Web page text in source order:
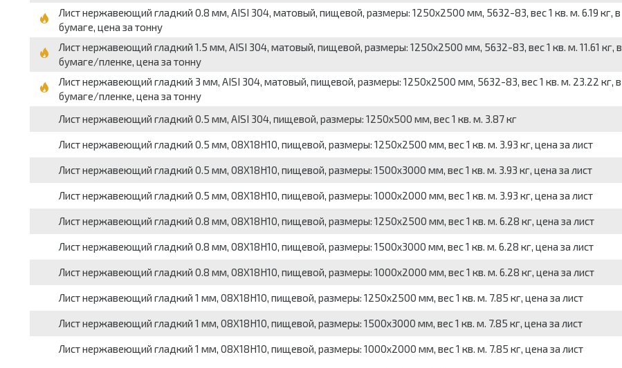
Лист нержавеющий гладкий 0.8 мм, AISI 304, матовый, пищевой, размеры: 1250x2500 мм, 5632-83, вес 1 кв. м. 6.19 кг, в
бумаге, цена за тонну
Лист нержавеющий гладкий 1.5 мм, AISI 304, матовый, пищевой, размеры: 1250x2500 мм, 5632-83, вес 1 кв. м. 11.61 кг, в
бумаге/пленке, цена за тонну
Лист нержавеющий гладкий 3 мм, AISI 304, матовый, пищевой, размеры: 1250x2500 мм, 5632-83, вес 1 кв. м. 23.22 кг, в
бумаге/пленке, цена за тонну
Лист нержавеющий гладкий 0.5 мм, AISI 304, пищевой, размеры: 1250x500 мм, вес 1 кв. м. 3.87 кг
Лист нержавеющий гладкий 0.5 мм, 08Х18Н10, пищевой, размеры: 1250x2500 мм, вес 1 кв. м. 3.93 кг, цена за лист
Лист нержавеющий гладкий 0.5 мм, 08Х18Н10, пищевой, размеры: 1500x3000 мм, вес 1 кв. м. 3.93 кг, цена за лист
Лист нержавеющий гладкий 0.5 мм, 08Х18Н10, пищевой, размеры: 1000x2000 мм, вес 1 кв. м. 3.93 кг, цена за лист
Лист нержавеющий гладкий 0.8 мм, 08Х18Н10, пищевой, размеры: 1250x2500 мм, вес 1 кв. м. 6.28 кг, цена за лист
Лист нержавеющий гладкий 0.8 мм, 08Х18Н10, пищевой, размеры: 1500x3000 мм, вес 1 кв. м. 6.28 кг, цена за лист
Лист нержавеющий гладкий 0.8 мм, 08Х18Н10, пищевой, размеры: 1000x2000 мм, вес 1 кв. м. 6.28 кг, цена за лист
Лист нержавеющий гладкий 1 мм, 08Х18Н10, пищевой, размеры: 1250x2500 мм, вес 1 кв. м. 7.85 кг, цена за лист
Лист нержавеющий гладкий 1 мм, 08Х18Н10, пищевой, размеры: 1500x3000 мм, вес 1 кв. м. 7.85 кг, цена за лист
Лист нержавеющий гладкий 1 мм, 08Х18Н10, пищевой, размеры: 1000x2000 мм, вес 1 кв. м. 7.85 кг, цена за лист